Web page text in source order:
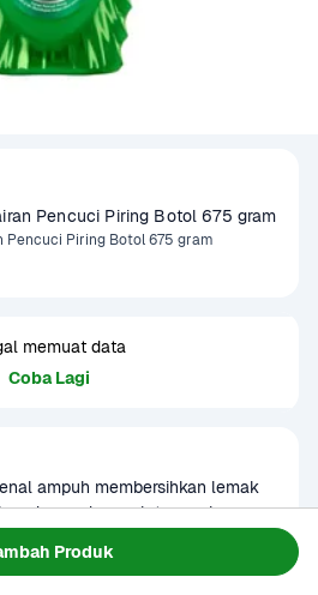
Produk
Pencuci Piring Botol 675 gram
Piring Botol 675 gram
memuat data
Coba Lagi
ampuh membersihkan lemak
sedap pada peralatan makan.
bersih, kesat, dan higienis.